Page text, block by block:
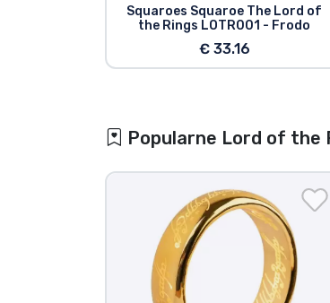
Squaroes Squaroe The Lord of
the Rings LOTR001 - Frodo
€ 33.16
Popularne Lord of the